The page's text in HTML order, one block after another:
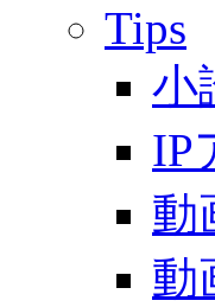
Tips
小
IP
動
動